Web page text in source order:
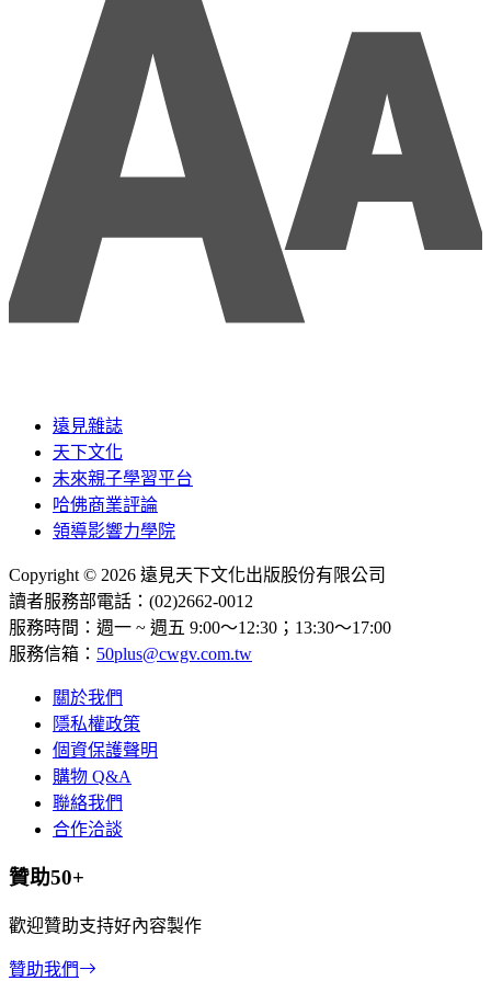
遠見雜誌
天下文化
未來親子學習平台
哈佛商業評論
領導影響力學院
Copyright © 2026 遠見天下文化出版股份有限公司
讀者服務部電話：(02)2662-0012
服務時間：週一 ~ 週五 9:00～12:30；13:30～17:00
服務信箱： 50plus@cwgv.com.tw
關於我們
隱私權政策
個資保護聲明
購物 Q&A
聯絡我們
合作洽談
贊助50+
歡迎贊助支持好內容製作
贊助我們